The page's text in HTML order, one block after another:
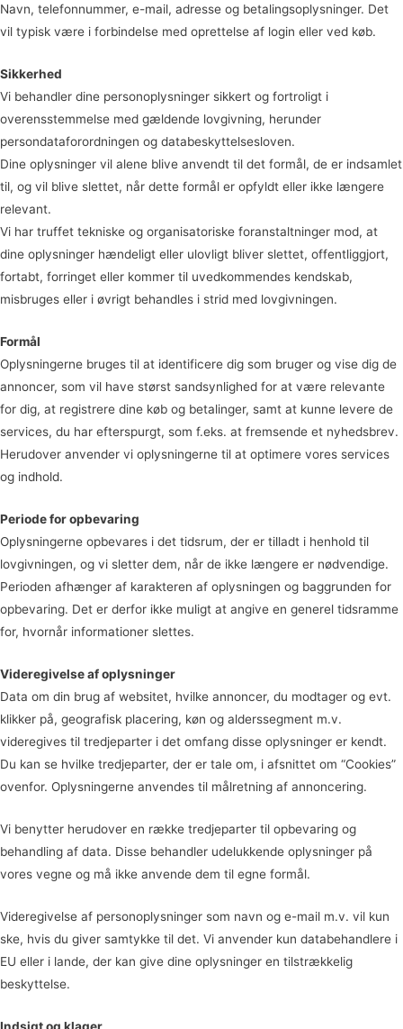
Navn, telefonnummer, e-mail, adresse og betalingsoplysninger. Det
vil typisk være i forbindelse med oprettelse af login eller ved køb.
Sikkerhed
Vi behandler dine personoplysninger sikkert og fortroligt i
overensstemmelse med gældende lovgivning, herunder
persondataforordningen og databeskyttelsesloven.
Dine oplysninger vil alene blive anvendt til det formål, de er indsamlet
til, og vil blive slettet, når dette formål er opfyldt eller ikke længere
relevant.
Vi har truffet tekniske og organisatoriske foranstaltninger mod, at
dine oplysninger hændeligt eller ulovligt bliver slettet, offentliggjort,
fortabt, forringet eller kommer til uvedkommendes kendskab,
misbruges eller i øvrigt behandles i strid med lovgivningen.
Formål
Oplysningerne bruges til at identificere dig som bruger og vise dig de
annoncer, som vil have størst sandsynlighed for at være relevante
for dig, at registrere dine køb og betalinger, samt at kunne levere de
services, du har efterspurgt, som f.eks. at fremsende et nyhedsbrev.
Herudover anvender vi oplysningerne til at optimere vores services
og indhold.
Periode for opbevaring
Oplysningerne opbevares i det tidsrum, der er tilladt i henhold til
lovgivningen, og vi sletter dem, når de ikke længere er nødvendige.
Perioden afhænger af karakteren af oplysningen og baggrunden for
opbevaring. Det er derfor ikke muligt at angive en generel tidsramme
for, hvornår informationer slettes.
Videregivelse af oplysninger
Data om din brug af websitet, hvilke annoncer, du modtager og evt.
klikker på, geografisk placering, køn og alderssegment m.v.
videregives til tredjeparter i det omfang disse oplysninger er kendt.
Du kan se hvilke tredjeparter, der er tale om, i afsnittet om “Cookies”
ovenfor. Oplysningerne anvendes til målretning af annoncering.
Vi benytter herudover en række tredjeparter til opbevaring og
behandling af data. Disse behandler udelukkende oplysninger på
vores vegne og må ikke anvende dem til egne formål.
Videregivelse af personoplysninger som navn og e-mail m.v. vil kun
ske, hvis du giver samtykke til det. Vi anvender kun databehandlere i
EU eller i lande, der kan give dine oplysninger en tilstrækkelig
beskyttelse.
Indsigt og klager